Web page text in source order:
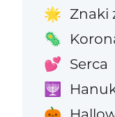
🌟 Znaki
🦠
💕 Serca
🕎